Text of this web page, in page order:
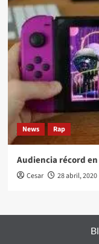
News Rap
Audiencia récord
Cesar 28 abril, 2020